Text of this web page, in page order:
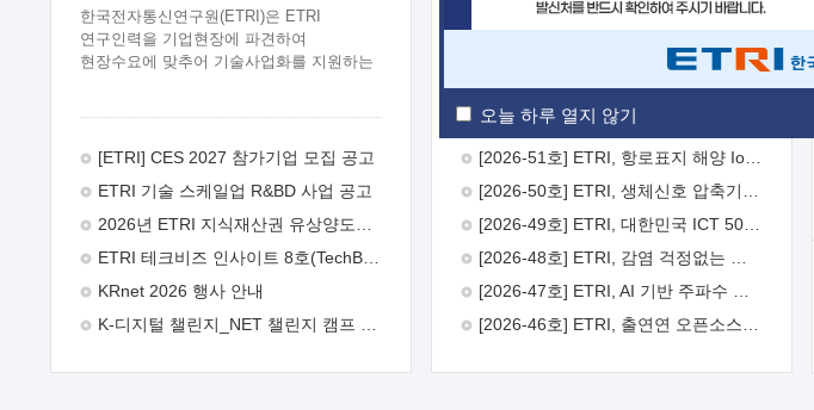
오늘 하루 열지 않기
한국전자통신연구원(ETRI)은 ETRI
연구인력을 기업현장에 파견하여
현장수요에 맞추어 기술사업화를 지원하는
주시기 바랍니다. 2026년 8월
추진목적: ETRI 인력을 기업현장에 파견.
기술지원을 실시함으로써 ETRI 개발기술의
극대화하고, 지원기업을 강견기업으로
육성하고자 함.  신청자격: ETRI
ETRI 창업/연구소기업, 기술이전/출자기업
[ETRI] CES 2027 참가기업 모집 공고
ETRI 기술 스케일업 R&BD 사업 공고
ETRI 테크비즈 인사이트 8호(TechBiz Insight Vol.8) 발간
KRnet 2026 행사 안내
[2026-52호] ETRI, ITU-T 자율주행차 국제표준화 주도한다